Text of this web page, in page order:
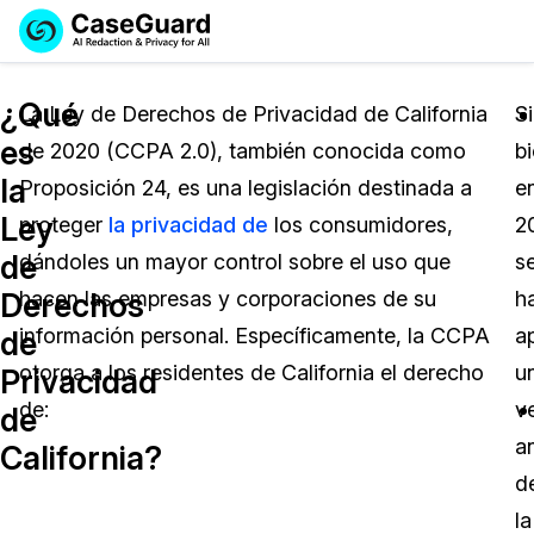
Licencia de CaseGuard Studio
Precios de Redacción a Pedido
Soluciones
Redacción de vídeos
Redacción de documentos
Redacción de audio
Redacción en Bulto
Redacción de imágenes
Industrias
Cuerpos Policiales
Transportación
La Atención Médica
Educación
Precios
Recursos
Preguntas Frecuentes
Artículos
Eventos
Demo
English
Español
¿Qué
es
la
Ley
de
Derechos
de
Privacidad
de
California?
La Ley de Derechos de Privacidad de California
de 2020 (CCPA 2.0), también conocida como
Proposición 24, es una legislación destinada a
proteger la privacidad de los consumidores,
dándoles un mayor control sobre el uso que
hacen las empresas y corporaciones de su
información personal. Específicamente, la CCPA
otorga a los residentes de California el derecho
de:
Si
la